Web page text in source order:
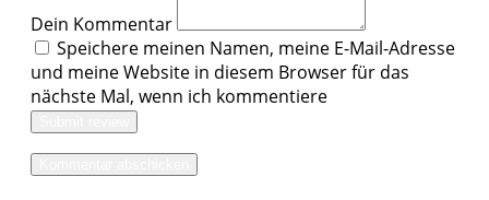
Dein Kommentar
Speichere meinen Namen, meine E-Mail-Adresse
und meine Website in diesem Browser für das
nächste Mal, wenn ich kommentiere